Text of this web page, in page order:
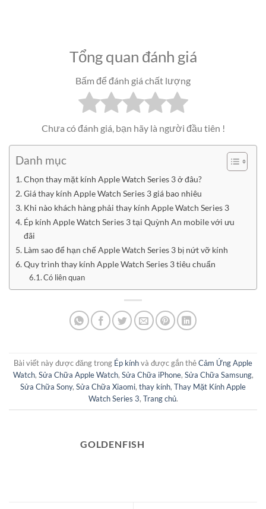
Tổng quan đánh giá
Bấm để đánh giá chất lượng
Chưa có đánh giá, bạn hãy là người đầu tiên !
Danh mục
Chọn thay mặt kính Apple Watch Series 3 ở đâu?
Giá thay kính Apple Watch Series 3 giá bao nhiêu
Khi nào khách hàng phải thay kính Apple Watch Series 3
Ép kính Apple Watch Series 3 tại Quỳnh An mobile với ưu
đãi
Làm sao để hạn chế Apple Watch Series 3 bị nứt vỡ kính
Quy trình thay kính Apple Watch Series 3 tiêu chuẩn
Có liên quan
Bài viết này được đăng trong Ép kínhvà được gắn thẻCảm Ứng Apple
Watch, Sửa Chữa Apple Watch, Sửa Chữa iPhone, Sửa Chữa Samsung,
Sửa Chữa Sony, Sửa Chữa Xiaomi, thay kính, Thay Mặt Kính Apple
Watch Series 3, Trang chủ.
GOLDENFISH